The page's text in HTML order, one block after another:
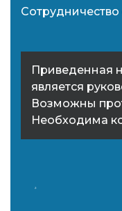
Сотрудничество
Приведенная
является
Возможны
Необходима